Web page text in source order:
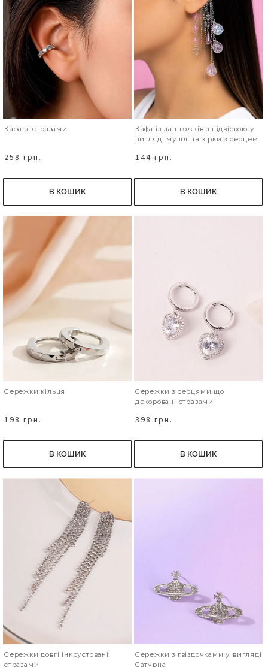
Кафа зі стразами
258 грн.
В КОШИК
Кафа із ланцюжків з підвіскою у
вигляді мушлі та зірки з серцем
144 грн.
В КОШИК
Сережки кільця
198 грн.
В КОШИК
Сережки з серцями що
декоровані стразами
398 грн.
В КОШИК
Сережки довгі інкрустовані
стразами
Сережки з гвіздочками у вигляді
Сатурна